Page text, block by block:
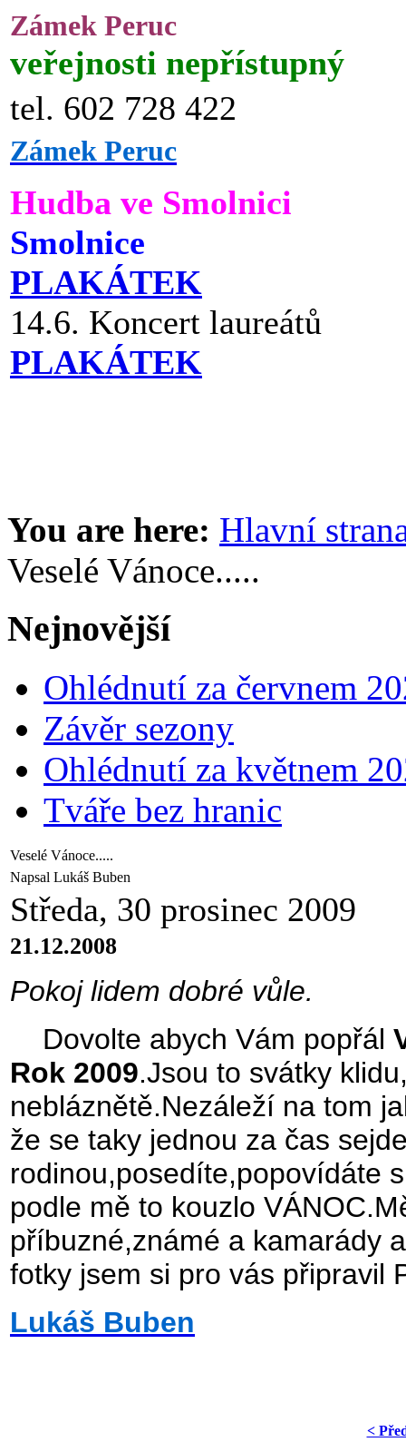
Zámek Peruc
veřejnosti nepřístupný
tel. 602 728 422
Zámek Peruc
Hudba ve Smolnici
Smolnice
PLAKÁTEK
14.6. Koncert laureátů
PLAKÁTEK
You are here: Hlavní
Veselé Vánoce.....
Nejnovější
Ohlédnutí za červnem
Závěr sezony
Ohlédnutí za květnem
Tváře bez hranic
Veselé Vánoce.....
Napsal Lukáš Buben
Středa, 30 prosinec 2009
21.12.2008
Pokoj lidem dobré vůle.
Dovolte abych Vám popřál
Rok 2009.Jsou to svátky
nebláznětě.Nezáleží na tom
že se taky jednou za čas
rodinou,posedíte,popovídáte
podle mě to kouzlo
příbuzné,známé a kamarády
fotky jsem si pro vás připravil
Lukáš Buben
<